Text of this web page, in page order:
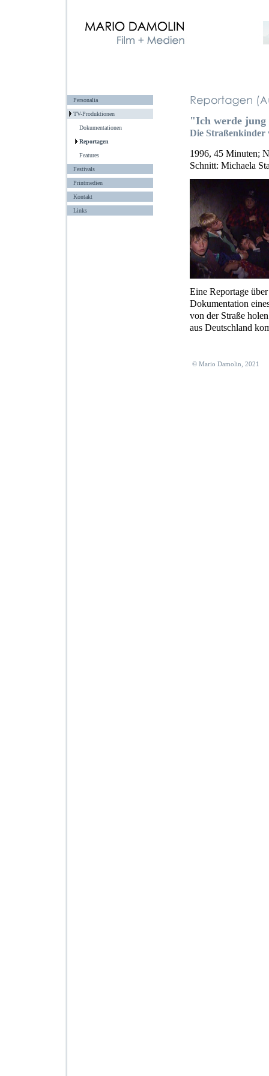
Personalia
TV-Produktionen
Dokumentationen
Reportagen
Features
Festivals
Printmedien
Kontakt
Links
"Ich werde jung
Die
1996, 45 Minuten;
Schnitt: Michaela
Eine Reportage
Dokumentation
von der Straße
aus Deutschland
© Mario Damolin, 2021